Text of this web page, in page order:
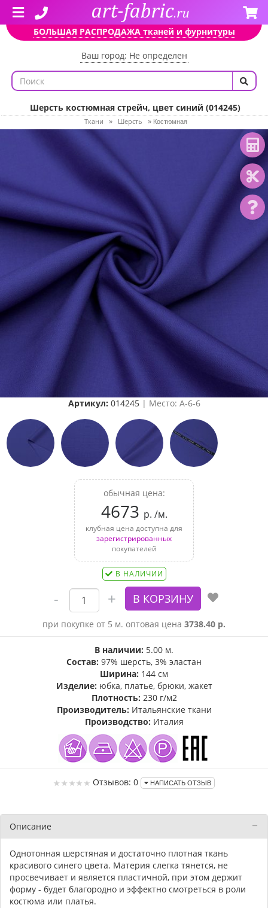
БОЛЬШАЯ РАСПРОДАЖА тканей и фурнитуры
Ваш город: Не определен
Шерсть костюмная стрейч, цвет синий (014245)
Ткани » Шерсть » Костюмная
Артикул: 014245| Место: A-6-6
обычная цена:
4673 р. /м.
клубная цена доступна для
зарегистрированных
покупателей
В НАЛИЧИИ
при покупке от 5 м. оптовая цена 3738.40 р.
В наличии: 5.00 м.
Состав: 97% шерсть, 3% эластан
Ширина: 144 см
Изделие: юбка, платье, брюки, жакет
Плотность: 230 г/м2
Производитель: Итальянские ткани
Производство: Италия
Отзывов: 0 НАПИСАТЬ ОТЗЫВ
Описание
Однотонная шерстяная и достаточно плотная ткань
красивого синего цвета. Материя слегка тянется, не
просвечивает и является пластичной, при этом держит
форму - будет благородно и эффектно смотреться в роли
костюма или платья.